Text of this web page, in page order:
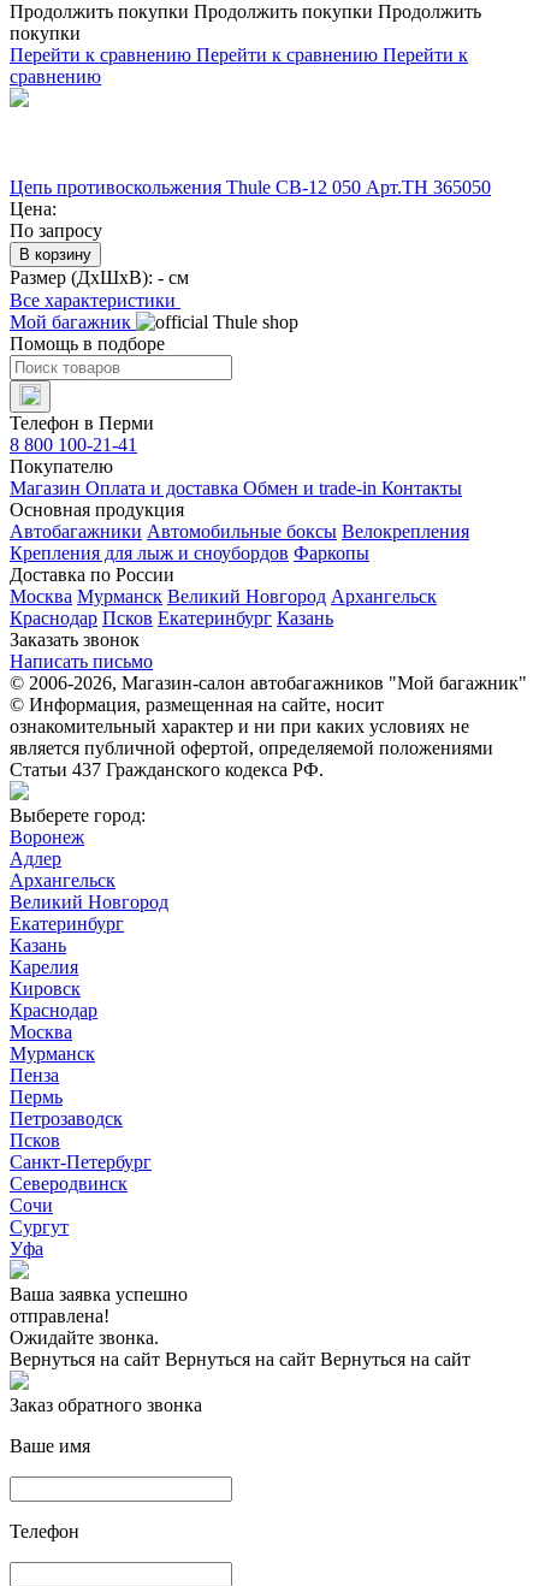
Продолжить покупки Продолжить покупки Продолжить
покупки
Перейти к сравнению Перейти к сравнению Перейти к
сравнению
Цепь противоскольжения Thule CB-12 050 Арт.TH 365050
Цена:
По запросу
В корзину
Размер (ДхШхВ): - см
Все характеристики
Мой багажник
Помощь в подборе
Телефон в Перми
8 800 100-21-41
Покупателю
Магазин Оплата и доставка Обмен и trade-in Контакты
Основная продукция
Автобагажники Автомобильные боксы Велокрепления
Крепления для лыж и сноубордов Фаркопы
Доставка по России
Москва Мурманск Великий Новгород Архангельск
Краснодар Псков Екатеринбург Казань
Заказать звонок
Написать письмо
© 2006-2026, Магазин-салон автобагажников "Мой багажник"
© Информация, размещенная на сайте, носит
ознакомительный характер и ни при каких условиях не
является публичной офертой, определяемой положениями
Статьи 437 Гражданского кодекса РФ.
Выберете город:
Воронеж
Адлер
Архангельск
Великий Новгород
Екатеринбург
Казань
Карелия
Кировск
Краснодар
Москва
Мурманск
Пенза
Пермь
Петрозаводск
Псков
Санкт-Петербург
Северодвинск
Сочи
Сургут
Уфа
Ваша заявка успешно
отправлена!
Ожидайте звонка.
Вернуться на сайт Вернуться на сайт Вернуться на сайт
Заказ обратного звонка
Ваше имя
Телефон